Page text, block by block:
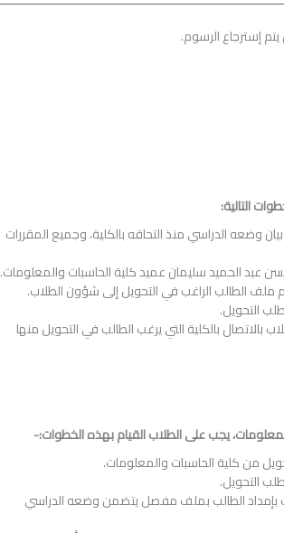
التالية:
وضعه الدراسي منذ التحاقه بالكلية، وجميع المقررات
عبد الحميد سليمان عميد كلية الحاسبات والمعلومات.
ملف الطالب الراغب في التحويل إلى شؤون الطلاب.
التحويل.
بالكلية التي يرغب الطالب في التحويل منها
يجب على الطلاب القيام بهذه الخطوات:-
من كلية الحاسبات والمعلومات.
التحويل.
بإمداد الطالب بملف مفصل يتضمن وضعه الدراسي